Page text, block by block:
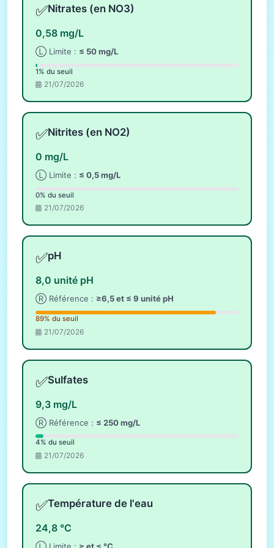
✅Nitrates (en NO3)
0,58 mg/L
Ⓛ Limite : ≤ 50 mg/L
1% du seuil
21/07/2026
✅Nitrites (en NO2)
0 mg/L
Ⓛ Limite : ≤ 0,5 mg/L
0% du seuil
21/07/2026
✅pH
8,0 unité pH
Ⓡ Référence : ≥6,5 et ≤ 9 unité pH
89% du seuil
21/07/2026
✅Sulfates
9,3 mg/L
Ⓡ Référence : ≤ 250 mg/L
4% du seuil
21/07/2026
✅Température de l'eau
24,8 °C
Ⓛ Limite : ≥ et ≤ °C